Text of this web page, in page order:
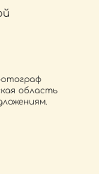
область